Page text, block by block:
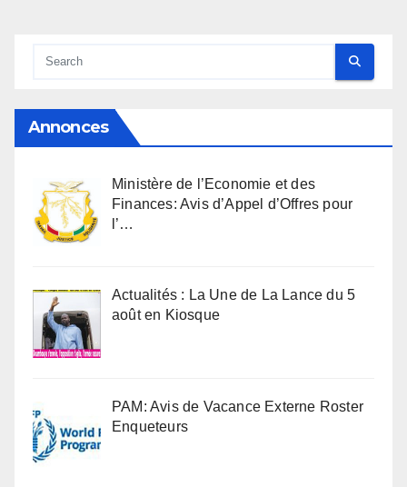
Annonces
Ministère de l’Economie et des
Finances: Avis d’Appel d’Offres pour
l’…
Actualités : La Une de La Lance du 5
août en Kiosque
PAM: Avis de Vacance Externe Roster
Enqueteurs